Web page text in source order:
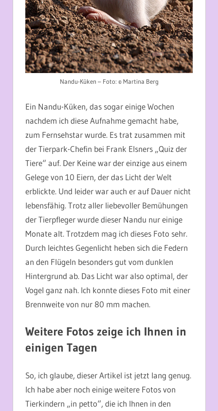
Nandu-Küken – Foto: © Martina Berg
Ein Nandu-Küken, das sogar einige Wochen
nachdem ich diese Aufnahme gemacht habe,
zum Fernsehstar wurde. Es trat zusammen mit
der Tierpark-Chefin bei Frank Elsners „Quiz der
Tiere“ auf. Der Keine war der einzige aus einem
Gelege von 10 Eiern, der das Licht der Welt
erblickte. Und leider war auch er auf Dauer nicht
lebensfähig. Trotz aller liebevoller Bemühungen
der Tierpfleger wurde dieser Nandu nur einige
Monate alt. Trotzdem mag ich dieses Foto sehr.
Durch leichtes Gegenlicht heben sich die Federn
an den Flügeln besonders gut vom dunklen
Hintergrund ab. Das Licht war also optimal, der
Vogel ganz nah. Ich konnte dieses Foto mit einer
Brennweite von nur 80 mm machen.
Weitere Fotos zeige ich Ihnen in
einigen Tagen
So, ich glaube, dieser Artikel ist jetzt lang genug.
Ich habe aber noch einige weitere Fotos von
Tierkindern „in petto“, die ich Ihnen in den